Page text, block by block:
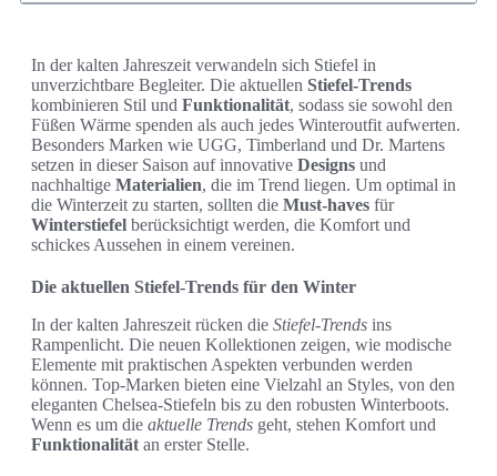
In der kalten Jahreszeit verwandeln sich Stiefel in
unverzichtbare Begleiter. Die aktuellen Stiefel-Trends
kombinieren Stil und Funktionalität, sodass sie sowohl den
Füßen Wärme spenden als auch jedes Winteroutfit aufwerten.
Besonders Marken wie UGG, Timberland und Dr. Martens
setzen in dieser Saison auf innovative Designs und
nachhaltige Materialien, die im Trend liegen. Um optimal in
die Winterzeit zu starten, sollten die Must-haves für
Winterstiefel berücksichtigt werden, die Komfort und
schickes Aussehen in einem vereinen.
Die aktuellen Stiefel-Trends für den Winter
In der kalten Jahreszeit rücken die Stiefel-Trends ins
Rampenlicht. Die neuen Kollektionen zeigen, wie modische
Elemente mit praktischen Aspekten verbunden werden
können. Top-Marken bieten eine Vielzahl an Styles, von den
eleganten Chelsea-Stiefeln bis zu den robusten Winterboots.
Wenn es um die aktuelle Trends geht, stehen Komfort und
Funktionalität an erster Stelle.